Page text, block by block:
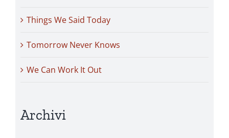
Things We Said Today
Tomorrow Never Knows
We Can Work It Out
Archivi